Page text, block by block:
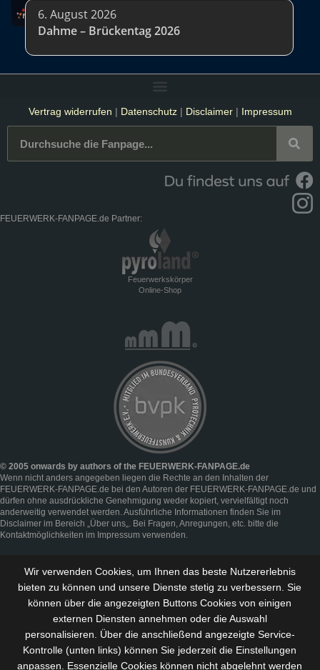
6. August 2026
Dahme – Brückentag 2026
Vertrag widerrufen | Datenschutz| Disclaimer| Impressum
FEUERWERK-FANPAGE.de Partner:
Feuerwerkskörper
Online-Shop
© 2005 onwards by authors of the FEUERWERK-FANPAGE.de
Wenn nicht anders angegeben liegen die Rechte an den Inhalten der
FEUERWERK-FANPAGE.de bei den Autoren der FEUERWERK-FANPAGE.de und
dürfen ohne ausdrückliche Genehmigung weder kopiert, vervielfältigt noch
anderweitig verwendet werden. Ausführliche Informationen finden Sie im
Disclaimer im Bereich „ Über uns „. Bei Fragen, Anregungen, etc. bitte die
Kontaktmöglichkeiten im Impressum verwenden.
Wir verwenden Cookies, um Ihnen das beste Nutzererlebnis
bieten zu können und unsere Dienste stetig zu verbessern . Sie
können über die angezeigten Buttons Cookies von einigen
externen Diensten annehmen oder die Auswahl
personalisieren. Über die anschließend angezeigte Service-
Kontrolle (unten links) können Sie jederzeit die Einstellungen
anpassen. Essenzielle Cookies können nicht abgelehnt werden